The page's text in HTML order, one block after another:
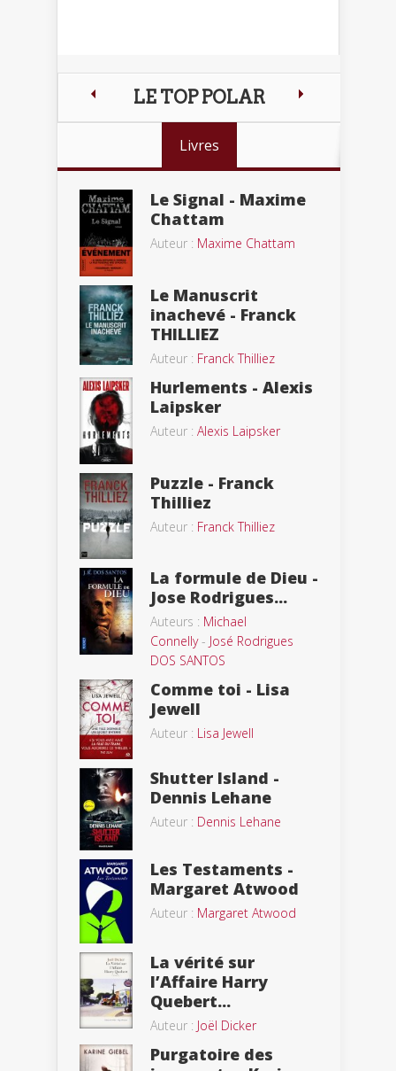
LE TOP POLAR
Livres
Le Signal - Maxime
Chattam
Auteur : Maxime Chattam
Le Manuscrit
inachevé - Franck
THILLIEZ
Auteur : Franck Thilliez
Hurlements - Alexis
Laipsker
Auteur : Alexis Laipsker
Puzzle - Franck
Thilliez
Auteur : Franck Thilliez
La formule de Dieu -
Jose Rodrigues...
Auteurs : Michael
Connelly- José Rodrigues
DOS SANTOS
Comme toi - Lisa
Jewell
Auteur : Lisa Jewell
Shutter Island -
Dennis Lehane
Auteur : Dennis Lehane
Les Testaments -
Margaret Atwood
Auteur : Margaret Atwood
La vérité sur
l’Affaire Harry
Quebert...
Auteur : Joël Dicker
Purgatoire des